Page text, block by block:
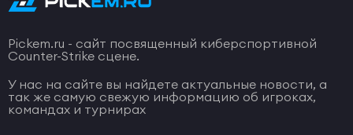
Pickem.ru - сайт посвященный киберспортивной
Counter-Strike сцене.
У нас на сайте вы найдете актуальные новости, а
так же самую свежую информацию об игроках,
командах и турнирах